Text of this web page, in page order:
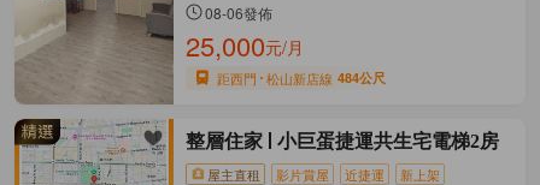
08-06發佈
25,000元/月
距西門 松山新店線 484公尺
整層住家 小巨蛋捷運共生宅電梯2房
屋主直租 影片賞屋 近捷運 新上架